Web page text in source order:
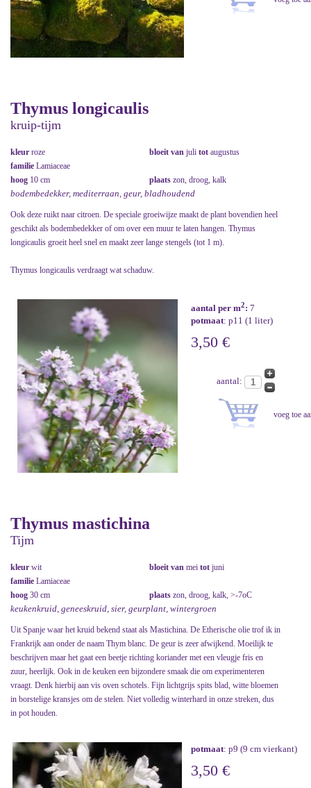
Thymus longicaulis
kruip-tijm
kleur roze bloeit van juli tot augustus
familie Lamiaceae
hoog 10 cm plaats zon, droog, kalk
bodembedekker, mediterraan, geur, bladhoudend
Ook deze ruikt naar citroen. De speciale groeiwijze maakt de plant bovendien heel
geschikt als bodembedekker of om over een muur te laten hangen. Thymus
longicaulis groeit heel snel en maakt zeer lange stengels (tot 1 m).
Thymus longicaulis verdraagt wat schaduw.
aantal per m2: 7
potmaat: p11 (1 liter)
3,50 €
aantal:
Thymus mastichina
Tijm
kleur wit bloeit van mei tot juni
familie Lamiaceae
hoog 30 cm plaats zon, droog, kalk, >-7oC
keukenkruid, geneeskruid, sier, geurplant, wintergroen
Uit Spanje waar het kruid bekend staat als Mastichina. De Etherische olie trof ik in
Frankrijk aan onder de naam Thym blanc. De geur is zeer afwijkend. Moeilijk te
beschrijven maar het gaat een beetje richting koriander met een vleugje fris en
zuur, heerlijk. Ook in de keuken een bijzondere smaak die om experimenteren
vraagt. Denk hierbij aan vis oven schotels. Fijn lichtgrijs spits blad, witte bloemen
in borstelige kransjes om de stelen. Niet volledig winterhard in onze streken, dus
in pot houden.
potmaat: p9 (9 cm vierkant)
3,50 €